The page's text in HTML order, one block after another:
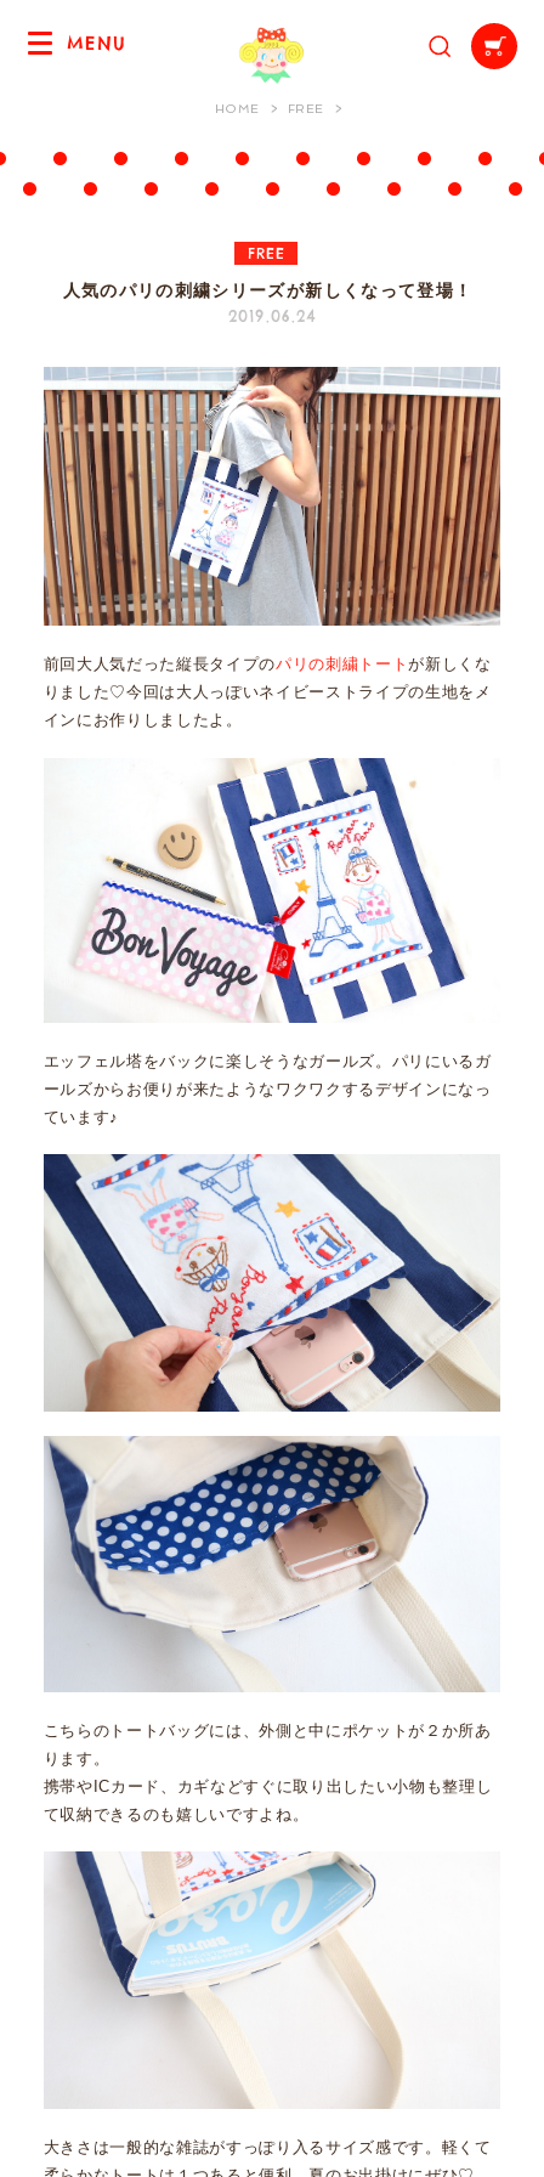
MENU
HOME FREE
FREE
人気のパリの刺繍シリーズが新しくなって登場！
2019.06.24
前回大人気だった縦長タイプのパリの刺繍トートが新しくな
りました♡今回は大人っぽいネイビーストライプの生地をメ
インにお作りしましたよ。
エッフェル塔をバックに楽しそうなガールズ。パリにいるガ
ールズからお便りが来たようなワクワクするデザインになっ
ています♪
こちらのトートバッグには、外側と中にポケットが２か所あ
ります。
携帯やICカード、カギなどすぐに取り出したい小物も整理し
て収納できるのも嬉しいですよね。
大きさは一般的な雑誌がすっぽり入るサイズ感です。軽くて